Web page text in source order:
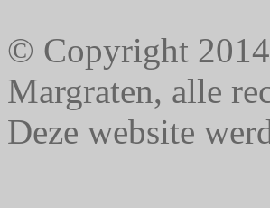
© Copyright
Margraten, alle
Deze website